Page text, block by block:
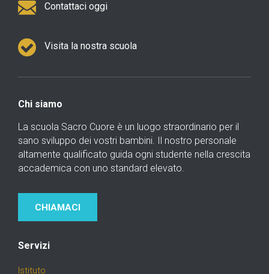
Contattaci oggi
Visita la nostra scuola
Chi siamo
La scuola Sacro Cuore è un luogo straordinario per il
sano sviluppo dei vostri bambini. Il nostro personale
altamente qualificato guida ogni studente nella crescita
accademica con uno standard elevato.
CHIAMACI
Servizi
Istituto